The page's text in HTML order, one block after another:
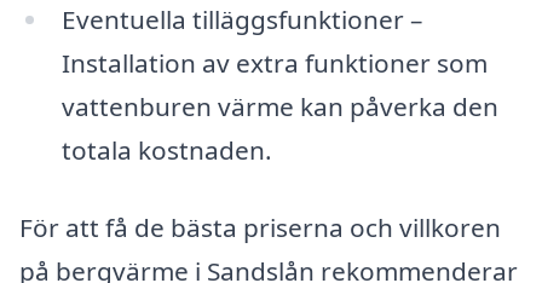
Eventuella tilläggsfunktioner –
Installation av extra funktioner som
vattenburen värme kan påverka den
totala kostnaden.
För att få de bästa priserna och villkoren
på bergvärme i Sandslån rekommenderar